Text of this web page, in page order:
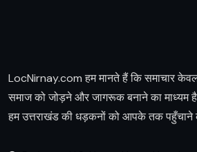
LocNirnay.com हम मानते हैं कि समाचार
समाज को जोड़ने और जागरूक बनाने का माध्यम
हम उत्तराखंड की धड़कनों को आपके तक पहुँचाने